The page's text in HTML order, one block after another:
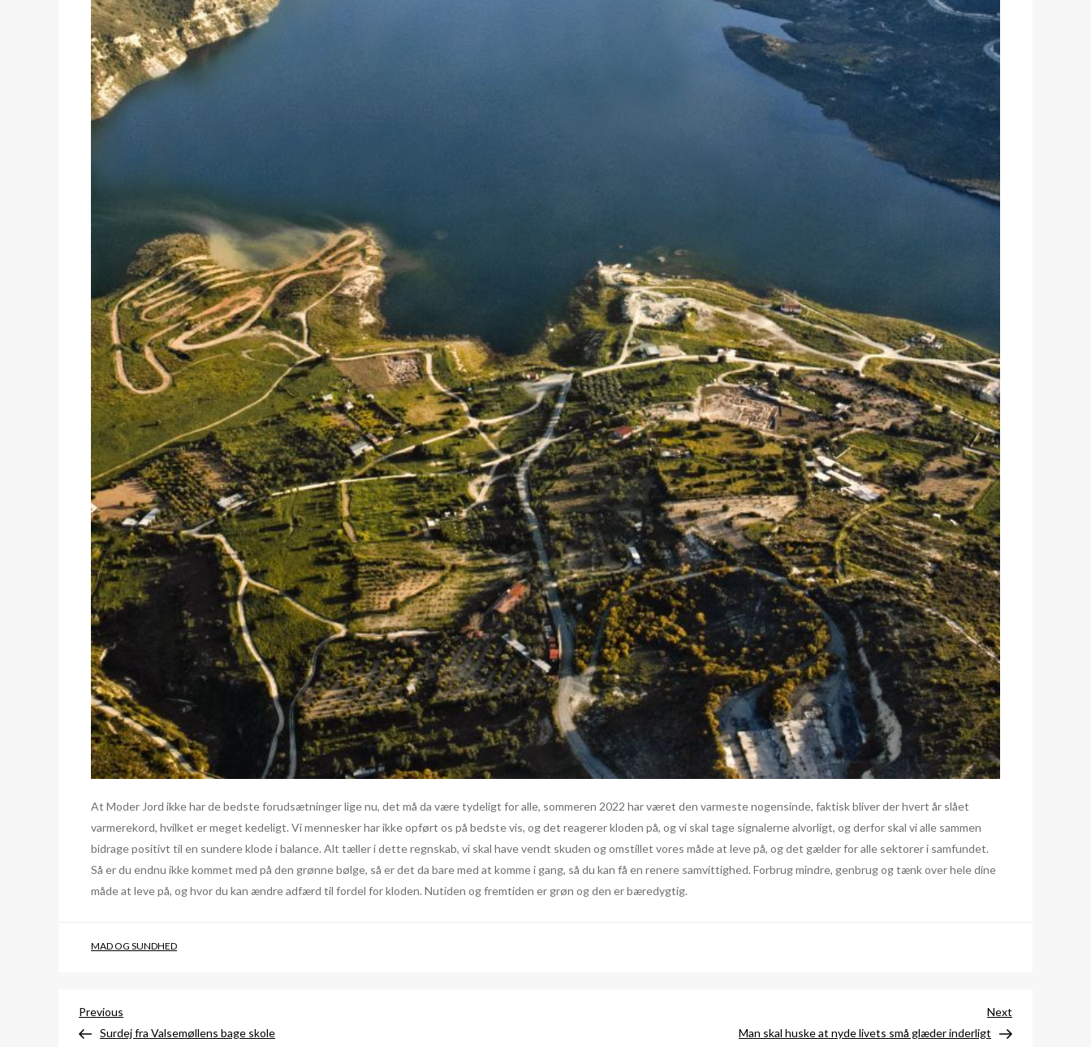
At Moder Jord ikke har de bedste forudsætninger lige nu, det må da være tydeligt for alle, sommeren 2022 har været den varmeste nogensinde, faktisk bliver der hvert år slået
varmerekord, hvilket er meget kedeligt. Vi mennesker har ikke opført os på bedste vis, og det reagerer kloden på, og vi skal tage signalerne alvorligt, og derfor skal vi alle sammen
bidrage positivt til en sundere klode i balance. Alt tæller i dette regnskab, vi skal have vendt skuden og omstillet vores måde at leve på, og det gælder for alle sektorer i samfundet.
Så er du endnu ikke kommet med på den grønne bølge, så er det da bare med at komme i gang, så du kan få en renere samvittighed. Forbrug mindre, genbrug og tænk over hele dine
måde at leve på, og hvor du kan ændre adfærd til fordel for kloden. Nutiden og fremtiden er grøn og den er bæredygtig.
MAD OG SUNDHED
Indlægsnavigation
Previous
Post
Previous
Surdej fra Valsemøllens bage skole
Post
Next
Man skal huske at nyde livets små glæder inderligt